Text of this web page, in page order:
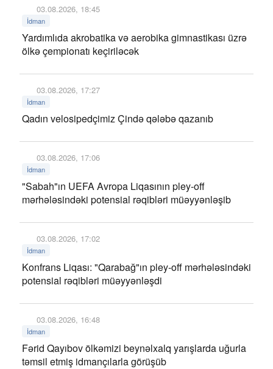
03.08.2026, 18:45
İdman
Yardımlıda akrobatika və aerobika gimnastikası üzrə
ölkə çempionatı keçiriləcək
03.08.2026, 17:27
İdman
Qadın velosipedçimiz Çində qələbə qazanıb
03.08.2026, 17:06
İdman
"Sabah"ın UEFA Avropa Liqasının pley-off
mərhələsindəki potensial rəqibləri müəyyənləşib
03.08.2026, 17:02
İdman
Konfrans Liqası: "Qarabağ"ın pley-off mərhələsindəki
potensial rəqibləri müəyyənləşdi
03.08.2026, 16:48
İdman
Fərid Qayıbov ölkəmizi beynəlxalq yarışlarda uğurla
təmsil etmiş idmançılarla görüşüb